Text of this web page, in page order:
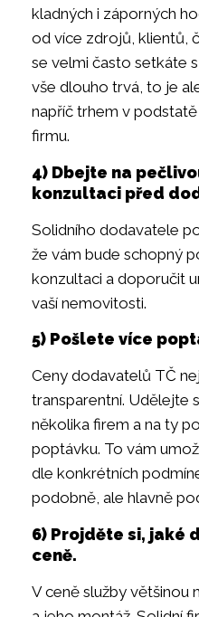
kladných i záporných
od více zdrojů, klientů,
se velmi často setkáte
vše dlouho trvá, to je
napříč trhem v
firmu.
4) Dbejte na
konzultaci před
Solidního dodavatele
že vám bude schopný
konzultaci a doporučit
vaší nemovitosti.
5) Pošlete více
Ceny dodavatelů TČ
transparentní. Udělejte
několika firem a na ty
poptávku. To vám
dle konkrétních
podobně, ale hlavně
6) Projděte si, jaké
ceně.
V ceně služby většinou